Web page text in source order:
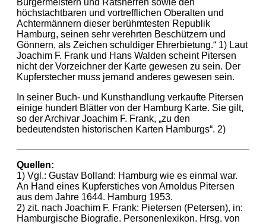
höchstachtbaren und vortrefflichen Oberalten und
Achtermännern dieser berühmtesten Republik
Hamburg, seinen sehr verehrten Beschützern und
Gönnern, als Zeichen schuldiger Ehrerbietung.“ 1) Laut
Joachim F. Frank und Hans Walden scheint Pitersen
nicht der Vorzeichner der Karte gewesen zu sein. Der
Kupferstecher muss jemand anderes gewesen sein.
In seiner Buch- und Kunsthandlung verkaufte Pitersen
einige hundert Blätter von der Hamburg Karte. Sie gilt,
so der Archivar Joachim F. Frank, „zu den
bedeutendsten historischen Karten Hamburgs“. 2)
Quellen:
1) Vgl.: Gustav Bolland: Hamburg wie es einmal war.
An Hand eines Kupferstiches von Arnoldus Pitersen
aus dem Jahre 1644. Hamburg 1953.
2) zit. nach Joachim F. Frank: Pietersen (Petersen), in:
Hamburgische Biografie. Personenlexikon. Hrsg. von